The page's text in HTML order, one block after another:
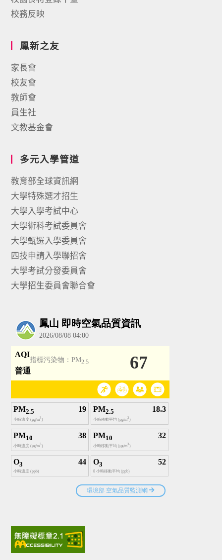
校務反映
鳳新之友
家長會
校友會
教師會
員生社
文教基金會
多元入學管道
教育部全球資訊網
大學特殊選才招生
大學入學考試中心
大學術科考試委員會
大學甄選入學委員會
四技申請入學聯招會
大學考試分發委員會
大學招生委員會聯合會